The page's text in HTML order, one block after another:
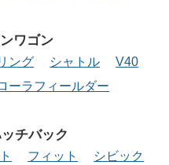
ワゴン
ング シャトル
V40
ーラフィールダー
チバック
フィット シビック